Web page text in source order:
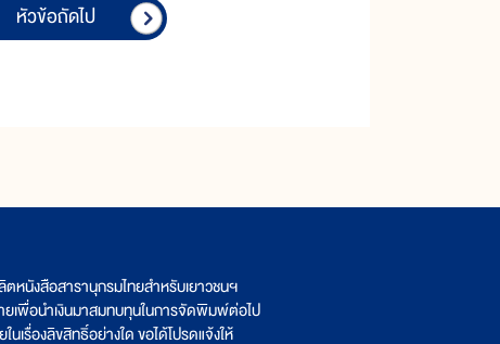
หัวข้อถัดไป
หนังสือสารานุกรมไทยสำหรับเยาวชนฯ
ายเพื่อนำเงินมาสมทบทุนในการจัดพิมพ์ต่อไป
รื่องลิขสิทธิ์อย่างใด ขอได้โปรดแจ้งให้